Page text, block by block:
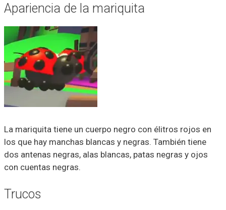
Apariencia de la mariquita
La mariquita tiene un cuerpo negro con élitros rojos en
los que hay manchas blancas y negras. También tiene
dos antenas negras, alas blancas, patas negras y ojos
con cuentas negras.
Trucos